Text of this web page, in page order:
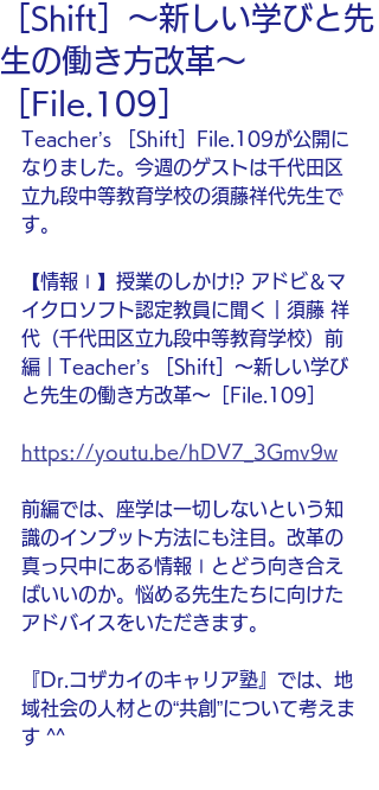
［Shift］〜新しい学びと先
生の働き方改革〜
［File.109］
Teacher’s ［Shift］File.109が公開に
なりました。今週のゲストは千代田区
立九段中等教育学校の須藤祥代先生で
す。
【情報Ⅰ】授業のしかけ!? アドビ＆マ
イクロソフト認定教員に聞く｜須藤 祥
代（千代田区立九段中等教育学校）前
編｜Teacher’s ［Shift］〜新しい学び
と先生の働き方改革〜［File.109］
https://youtu.be/hDV7_3Gmv9w
前編では、座学は一切しないという知
識のインプット方法にも注目。改革の
真っ只中にある情報Ⅰとどう向き合え
ばいいのか。悩める先生たちに向けた
アドバイスをいただきます。
『Dr.コザカイのキャリア塾』では、地
域社会の人材との“共創”について考えま
す ^^